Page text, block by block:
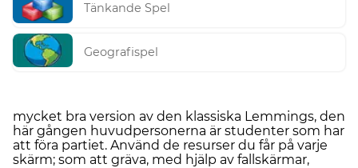
Tänkande Spel
Geografispel
mycket bra version av den klassiska Lemmings, den
här gången huvudpersonerna är studenter som har
att föra partiet. Använd de resurser du får på varje
skärm; som att gräva, med hjälp av fallskärmar,